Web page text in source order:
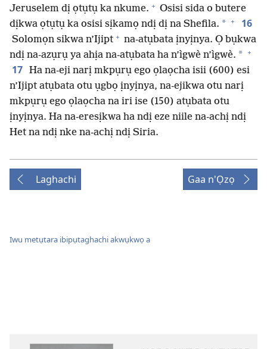
Jeruselem dị ọtụtụ ka nkume. + Osisi sida o butere
dịkwa ọtụtụ ka osisi sịkamọ ndị dị na Shefila. * + 16
Solomọn sikwa n’Ijipt + na-atụbata ịnyịnya. Ọ bụkwa
ndị na-azụrụ ya ahịa na-atụbata ha n’ìgwè n’ìgwè. * +
17 Ha na-eji narị mkpụrụ ego ọlaọcha isii (600) esi
n’Ijipt atụbata otu ụgbọ ịnyịnya, na-ejikwa otu narị
mkpụrụ ego ọlaọcha na iri ise (150) atụbata otu
ịnyịnya. Ha na-eresịkwa ha ndị eze niile na-achị ndị
Het na ndị nke na-achị ndị Siria.
Laghachi Gaa n'Ọzọ
Iwu metụtara ibipụtaghachi akwụkwọ a